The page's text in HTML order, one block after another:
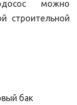
можно
строительной
бак